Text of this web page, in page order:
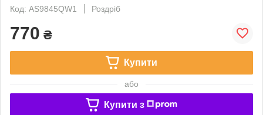
Код: AS9845QW1
Роздріб
770 ₴
Купити
або
Купити з